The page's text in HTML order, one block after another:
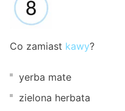
Co zamiast kawy?
yerba mate
zielona herbata